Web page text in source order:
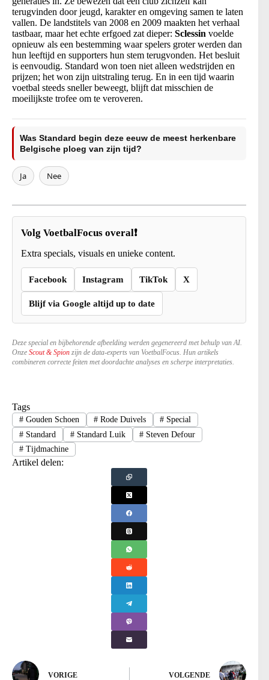
terugvinden door jeugd, karakter en omgeving samen te laten
vallen. De landstitels van 2008 en 2009 maakten het verhaal
tastbaar, maar het echte erfgoed zat dieper: Sclessin voelde
opnieuw als een bestemming waar spelers groter werden dan
hun leeftijd en supporters hun stem terugvonden. Het besluit
is eenvoudig. Standard won toen niet alleen wedstrijden en
prijzen; het won zijn uitstraling terug. En in een tijd waarin
voetbal steeds sneller beweegt, blijft dat misschien de
moeilijkste trofee om te veroveren.
Was Standard begin deze eeuw de meest herkenbare
Belgische ploeg van zijn tijd?
Ja Nee
Volg VoetbalFocus overal❗
Extra specials, visuals en unieke content.
Facebook Instagram TikTok X
Blijf via Google altijd up to date
Deze special en bijbehorende afbeelding werden gegenereerd met behulp van AI.
Onze Scout & Spion zijn de data-experts van VoetbalFocus. Hun artikels
combineren correcte feiten met doordachte analyses en scherpe interpretaties.
Tags
#Gouden Schoen #Rode Duivels # Special
#Standard #Standard Luik # Steven Defour
#Tijdmachine
Artikel delen:
VORIGE VOLGENDE